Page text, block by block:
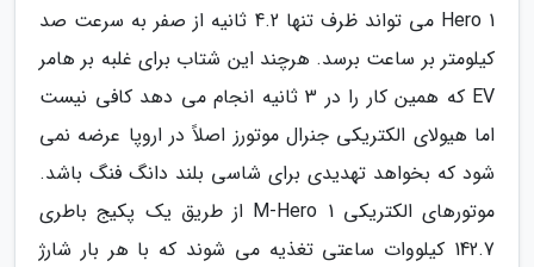
Hero 1 می تواند ظرف تنها 4.2 ثانیه از صفر به سرعت صد
کیلومتر بر ساعت برسد. هرچند این شتاب برای غلبه بر هامر
EV که همین کار را در 3 ثانیه انجام می دهد کافی نیست
اما هیولای الکتریکی جنرال موتورز اصلاً در اروپا عرضه نمی
شود که بخواهد تهدیدی برای شاسی بلند دانگ فنگ باشد.
موتورهای الکتریکی M-Hero 1 از طریق یک پکیج باطری
142.7 کیلووات ساعتی تغذیه می شوند که با هر بار شارژ